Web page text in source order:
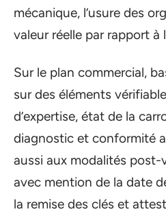
mécanique, l’usure des
valeur réelle par rapport à
Sur le plan commercial,
sur des éléments
d’expertise, état de la
diagnostic et conformité
aussi aux modalités
avec mention de la date
la remise des clés et